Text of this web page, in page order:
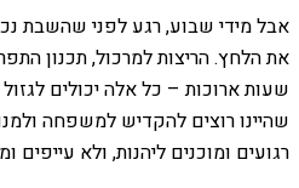
אבל מידי שבוע, רגע לפני שהשבת
את הלחץ. הריצות למרכול, תכנון
שעות ארוכות – כל אלה יכולים
שהיינו רוצים להקדיש למשפחה
רגועים ומוכנים ליהנות, ולא עייפים